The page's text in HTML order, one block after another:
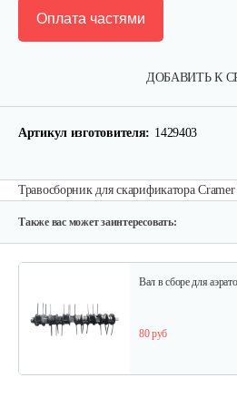
ДОБАВИТЬ К
Оплата частями
Артикул изготовителя: 1429403
Травосборник для скарификатора
Также вас может заинтересовать:
Вал в сборе для
80 руб